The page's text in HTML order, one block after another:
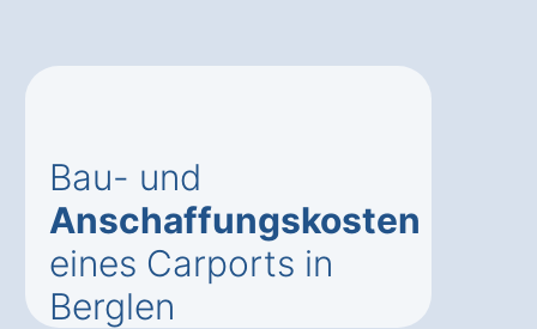
Bau- und
Anschaffungskosten
eines Carports in
Berglen